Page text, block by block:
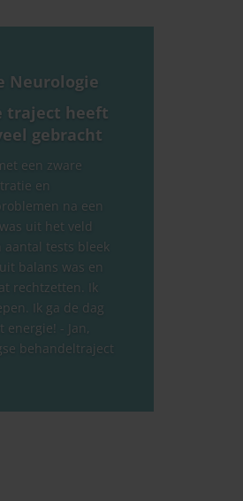
Neurologie
traject heeft
gebracht
een zware
en
na een
uit het veld
aantal tests bleek
balans was en
rechtzetten. Ik
Ik ga de dag
energie! - Jan,
behandeltraject